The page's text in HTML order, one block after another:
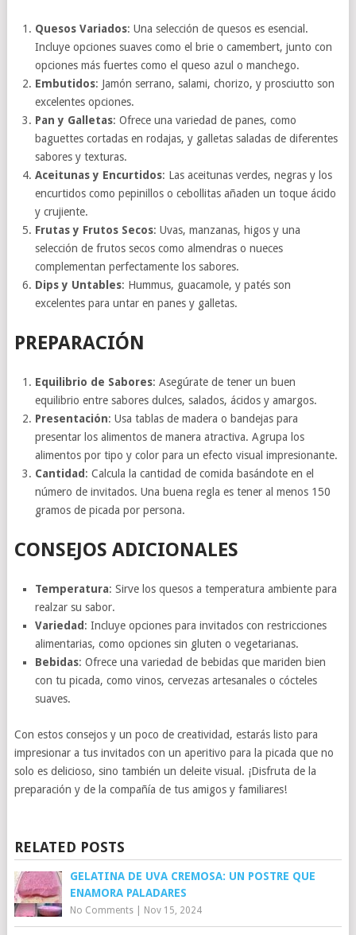
Quesos Variados: Una selección de quesos es esencial.
Incluye opciones suaves como el brie o camembert, junto con
opciones más fuertes como el queso azul o manchego.
Embutidos: Jamón serrano, salami, chorizo, y prosciutto son
excelentes opciones.
Pan y Galletas: Ofrece una variedad de panes, como
baguettes cortadas en rodajas, y galletas saladas de diferentes
sabores y texturas.
Aceitunas y Encurtidos: Las aceitunas verdes, negras y los
encurtidos como pepinillos o cebollitas añaden un toque ácido
y crujiente.
Frutas y Frutos Secos: Uvas, manzanas, higos y una
selección de frutos secos como almendras o nueces
complementan perfectamente los sabores.
Dips y Untables: Hummus, guacamole, y patés son
excelentes para untar en panes y galletas.
PREPARACIÓN
Equilibrio de Sabores: Asegúrate de tener un buen
equilibrio entre sabores dulces, salados, ácidos y amargos.
Presentación: Usa tablas de madera o bandejas para
presentar los alimentos de manera atractiva. Agrupa los
alimentos por tipo y color para un efecto visual impresionante.
Cantidad : Calcula la cantidad de comida basándote en el
número de invitados. Una buena regla es tener al menos 150
gramos de picada por persona.
CONSEJOS ADICIONALES
Temperatura: Sirve los quesos a temperatura ambiente para
realzar su sabor.
Variedad : Incluye opciones para invitados con restricciones
alimentarias, como opciones sin gluten o vegetarianas.
Bebidas: Ofrece una variedad de bebidas que mariden bien
con tu picada, como vinos, cervezas artesanales o cócteles
suaves.
Con estos consejos y un poco de creatividad, estarás listo para
impresionar a tus invitados con un aperitivo para la picada que no
solo es delicioso, sino también un deleite visual. ¡Disfruta de la
preparación y de la compañía de tus amigos y familiares!
RELATED POSTS
GELATINA DE UVA CREMOSA: UN POSTRE QUE
ENAMORA PALADARES
No Comments| Nov 15, 2024